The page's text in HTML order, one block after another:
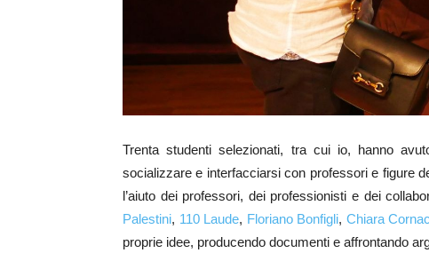
Trenta studenti selezionati, tra cui io, hanno
socializzare e interfacciarsi con professori e figure
l’aiuto dei professori, dei professionisti e dei
Palestini, 110 Laude, Floriano Bonfigli, Chiara
proprie idee, producendo documenti e affrontando